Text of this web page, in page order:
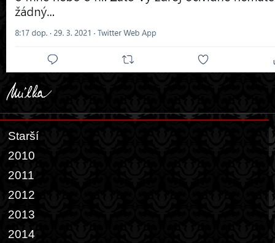
Starší
2010
2011
2012
2013
2014